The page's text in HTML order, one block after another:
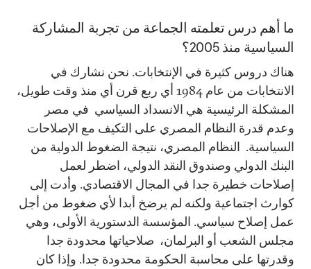
ما أهم درس تعلمته الجماعة من تجربة المشاركة
السياسية منذ 2005؟
هناك دروس كثيرة في الإنتخابات. نحن نشارك في
الانتخابات من عام 1984 أي ربع قرن أي منذ وقت طويل،
المشكلة الرئيسية هي الانسداد السياسي في مصر
وعدم قدرة النظام المصري على التكيف مع الإصلاحات
السياسية. النظام المصري، نتيجة الضغوط الدولية من
البنك الدولي وصندوق النقد الدولي، اضطر لعمل
إصلاحات خطيرة جدا في المجال الاقتصادي. وأدت إلى
كوارث اجتماعية ولكنه لم يرضخ أبدا لأي ضغوط من أجل
عمل إصلاح سياسي. المؤسسة الدستورية الأولى، وهي
مجلس الشعب أو البرلمان، صلاحياتها محدودة جدا
وقدرتها على محاسبة الحكومة محدودة جدا. وإذا كان